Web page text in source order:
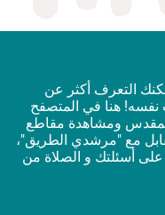
التعرف أكثر عن
نفسه! هنا في المتصفح
المقدس ومشاهدة مقاطع
مع "مرشدي الطريق"،
على أسئلتك و الصلاة من